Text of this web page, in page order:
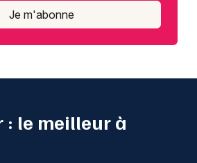
Je m'abonne
: le meilleur à